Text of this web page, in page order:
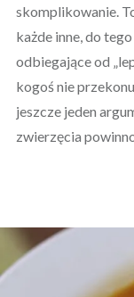
skomplikowanie.
każde inne, do
odbiegające od
kogoś nie
jeszcze jeden
zwierzęcia